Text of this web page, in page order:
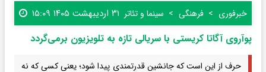
خبرفوری فرهنگی سینما و تئاتر ۳۱ اردیبهشت ۱۴۰۵ ۱۵:۰۹
پوآروی آگاتا کریستی با سریالی تازه به تلویزیون برمی‌گردد
حرف از این است که جانشین قدرتمندی پیدا شود؛ یعنی کسی که نه